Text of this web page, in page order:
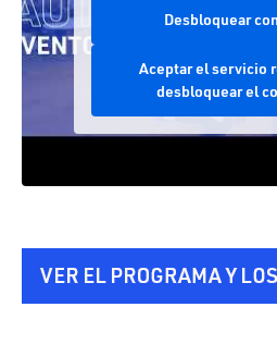
Desbloquear
Aceptar el servicio
desbloquear el